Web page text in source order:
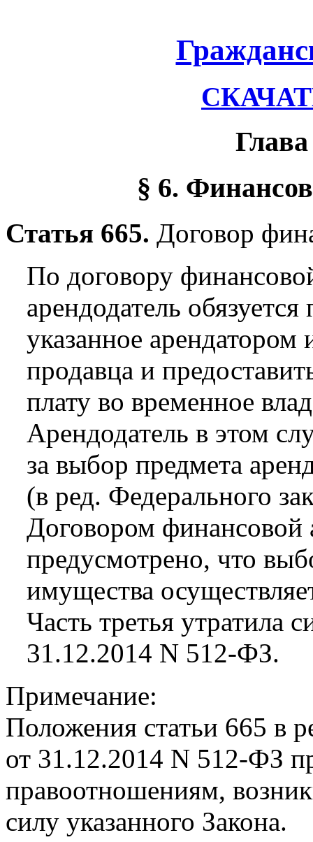
§ 6.
Статья 665. Договор
По договору
арендодатель
указанное
продавца и
плату во временное
Арендодатель в этом
за выбор предмета
(в ред. Федерального
Договором
предусмотрено, что
имущества
Часть третья утратила
31.12.2014 N 512-ФЗ.
Примечание:
Положения статьи 665 в
от 31.12.2014 N 512-ФЗ
правоотношениям,
силу указанного Закона.